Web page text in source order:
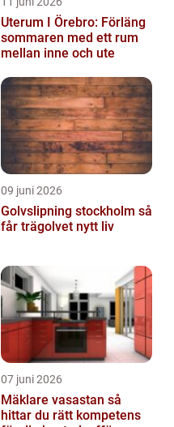
Uterum I Örebro: Förläng
sommaren med ett rum
mellan inne och ute
09 juni 2026
Golvslipning stockholm så
får trägolvet nytt liv
07 juni 2026
Mäklare vasastan så
hittar du rätt kompetens